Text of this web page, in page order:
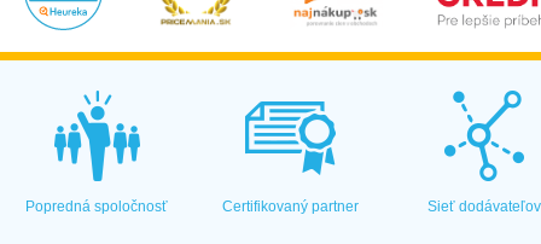
Popredná spoločnosť Certifikovaný partner Sieť dodávateľov